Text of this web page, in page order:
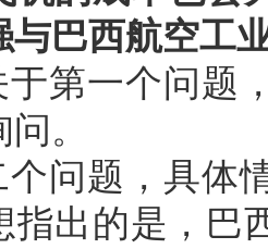
与巴西航空工
于第一个问题
。
个问题，具体
指出的是，巴